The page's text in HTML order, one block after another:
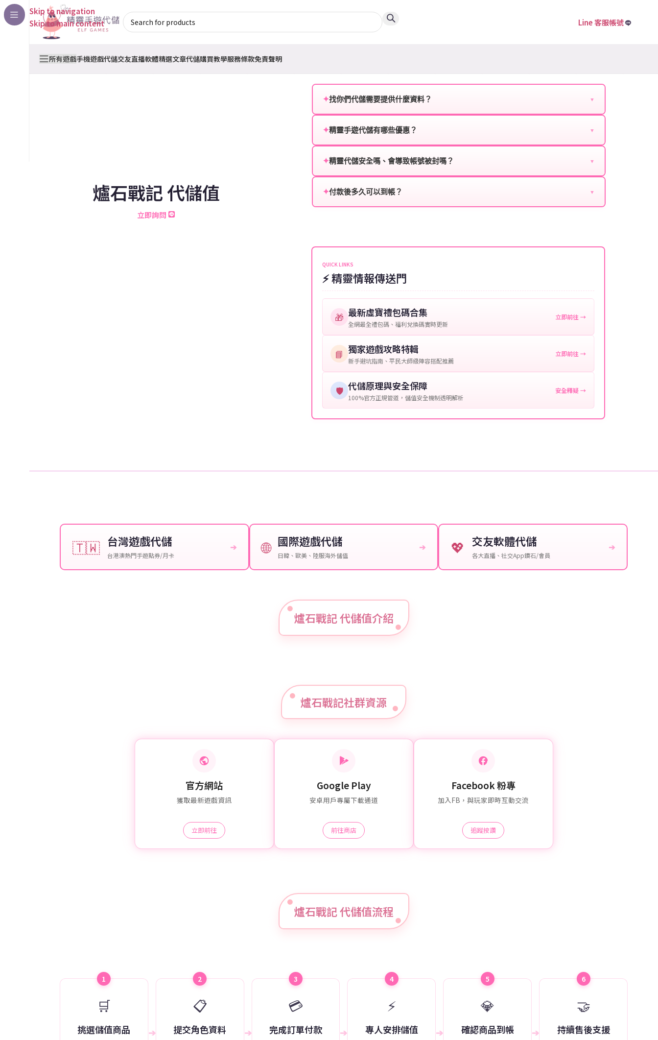
Skip to navigation
Skip to main content
Line 客服帳號
所有遊戲手機遊戲代儲交友直播軟體精選文章代儲購買教學服務條款免責聲明
爐石戰記 代儲值
立即詢問
✦找你們代儲需要提供什麼資料？ ▼
登入方式：您的遊戲登入方式（如Facebook、Google等）。
遊戲帳號：您的遊戲帳號或ID。
購買截圖：所購買商品的截圖以作確認。
提供這些信息能幫助我們更快地處理您的代儲需求，確保您盡享遊戲樂趣！
✦精靈手遊代儲有哪些優惠？ ▼
活動，儲值最低6折起，讓玩家隨時都能享有優惠價格。
✦精靈代儲安全嗎、會導致帳號被封嗎？ ▼
或異常儲值管道。您獲得的遊戲商品與官方購買的內容相同，可以安心使用。
✦付款後多久可以到帳？ ▼
QUICK LINKS
⚡ 精靈情報傳送門
🎁 最新虛寶禮包碼合集
全網最全禮包碼、福利兌換碼實時更新
立即前往 →
📘 獨家遊戲攻略特輯
新手避坑指南、平民大師級陣容搭配推薦
立即前往 →
🛡️ 代儲原理與安全保障
100%官方正規管道，儲值安全機制透明解析
安全釋疑 →
🇹🇼 台灣遊戲代儲
台港澳熱門手遊點券/月卡
➔ 🌐 國際遊戲代儲
日韓、歐美、陸服海外儲值
➔ 💖 交友軟體代儲
各大直播、社交App鑽石/會員
➔
爐石戰記 代儲值介紹
爐石戰記社群資源
官方網站
獲取最新遊戲資訊
立即前往
Google Play
安卓用戶專屬下載通道
前往商店
Facebook 粉專
加入FB，與玩家即時互動交流
追蹤按讚
爐石戰記 代儲值流程
1
🛒
挑選儲值商品 ➔
2
📋
提交角色資料 ➔
3
💳
完成訂單付款 ➔
4
⚡
專人安排儲值 ➔
5
💎
確認商品到帳 ➔
6
🤝
持續售後支援